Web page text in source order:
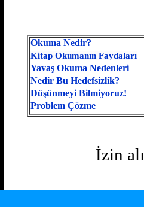
Okuma Nedir?
Kitap Okumanın Faydaları
Yavaş Okuma Nedenleri
Nedir Bu Hedefsizlik?
Düşünmeyi Bilmiyoruz!
Problem Çözme
İzin